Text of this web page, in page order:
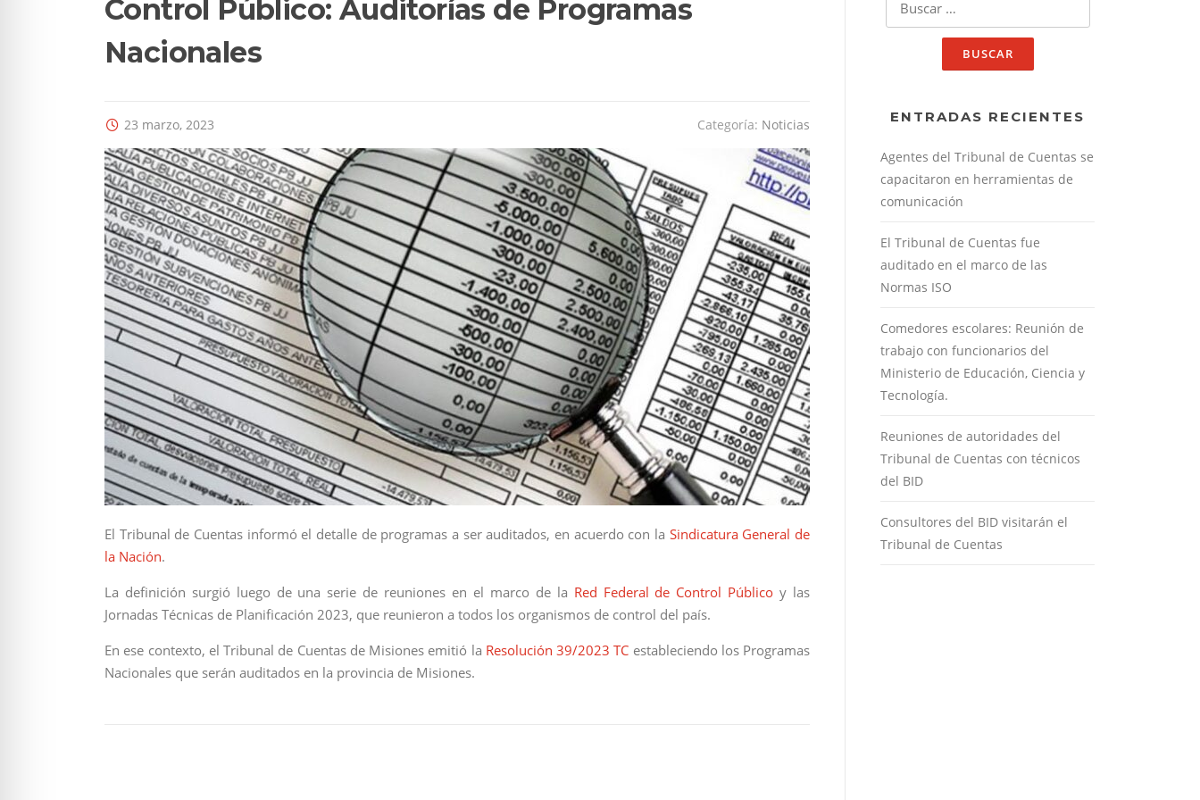
Control Público: Auditorías de Programas
Nacionales
23 marzo, 2023 Categoría: Noticias
El Tribunal de Cuentas informó el detalle de programas a ser auditados, en acuerdo con la Sindicatura General de
la Nación.
La definición surgió luego de una serie de reuniones en el marco de la Red Federal de Control Público y las
Jornadas Técnicas de Planificación 2023, que reunieron a todos los organismos de control del país.
En ese contexto, el Tribunal de Cuentas de Misiones emitió la Resolución 39/2023 TC estableciendo los Programas
Nacionales que serán auditados en la provincia de Misiones.
ENTRADAS RECIENTES
Agentes del Tribunal de Cuentas se
capacitaron en herramientas de
comunicación
El Tribunal de Cuentas fue
auditado en el marco de las
Normas ISO
Comedores escolares: Reunión de
trabajo con funcionarios del
Ministerio de Educación, Ciencia y
Tecnología.
Reuniones de autoridades del
Tribunal de Cuentas con técnicos
del BID
Consultores del BID visitarán el
Tribunal de Cuentas